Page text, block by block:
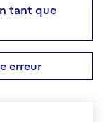
tant que
erreur